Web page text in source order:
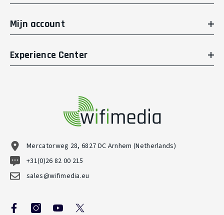
Mijn account
Experience Center
Mercatorweg 28, 6827 DC Arnhem (Netherlands)
+31(0)26 82 00 215
sales@wifimedia.eu